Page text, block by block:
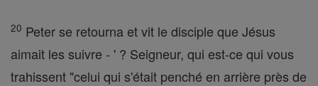
20 Peter se retourna et vit le disciple que Jésus
aimait les suivre - ' ? Seigneur, qui est-ce qui vous
trahissent "celui qui s'était penché en arrière près de